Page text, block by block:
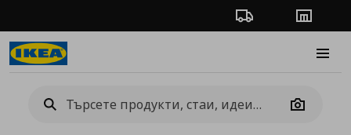
Проследяване на
Camera